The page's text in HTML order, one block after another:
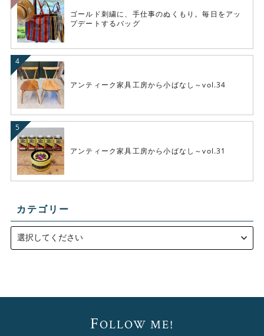
ゴールド刺繍に、手仕事のぬくもり。毎日をアッ
プデートするバッグ
アンティーク家具工房から小ばなし～vol.34
アンティーク家具工房から小ばなし～vol.31
カテゴリー
FOLLOW ME!